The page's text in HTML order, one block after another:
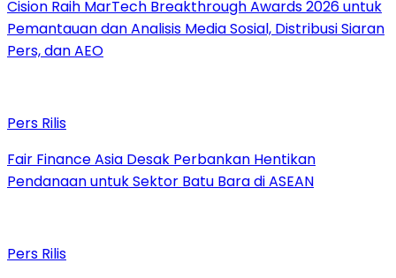
Cision Raih MarTech Breakthrough Awards 2026 untuk
Pemantauan dan Analisis Media Sosial, Distribusi Siaran
Pers, dan AEO
Pers Rilis
Fair Finance Asia Desak Perbankan Hentikan
Pendanaan untuk Sektor Batu Bara di ASEAN
Pers Rilis